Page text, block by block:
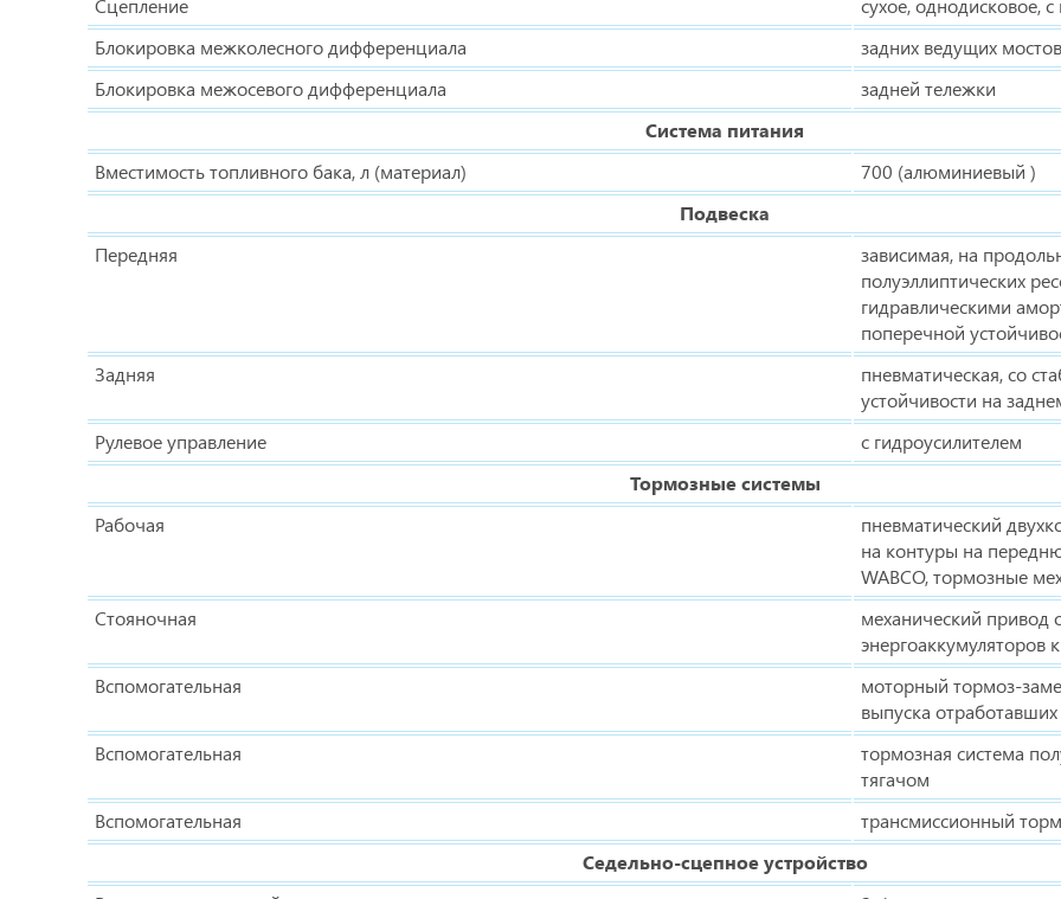
Сцепление
сухое, однодисковое,
Блокировка межколесного дифференциала
задних ведущих мостов
Блокировка межосевого дифференциала
задней тележки
Система питания
Вместимость топливного бака, л (материал)
700 (алюминиевый )
Подвеска
Передняя
зависимая, на
полуэллиптических
гидравлическими
поперечной
Задняя
пневматическая, со
устойчивости на
Рулевое управление
с гидроусилителем
Тормозные системы
Рабочая
пневматический
на контуры на
WABCO, тормозные
Стояночная
механический привод
Вспомогательная
моторный тормоз-
выпуска отработавших
Вспомогательная
тормозная система
тягачом
Вспомогательная
трансмиссионный
Седельно-сцепное устройство